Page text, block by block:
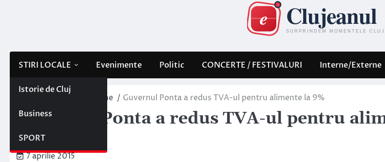
STIRI LOCALE
Istorie de Cluj
Business
SPORT
Evenimente Politic CONCERTE / FESTIVALURI Interne/Externe
Interne/Externe Guvernul Ponta a redus TVA-ul pentru alimente la 9%
Guvernul Ponta a redus TVA-ul pentru
9%
7 aprilie 2015